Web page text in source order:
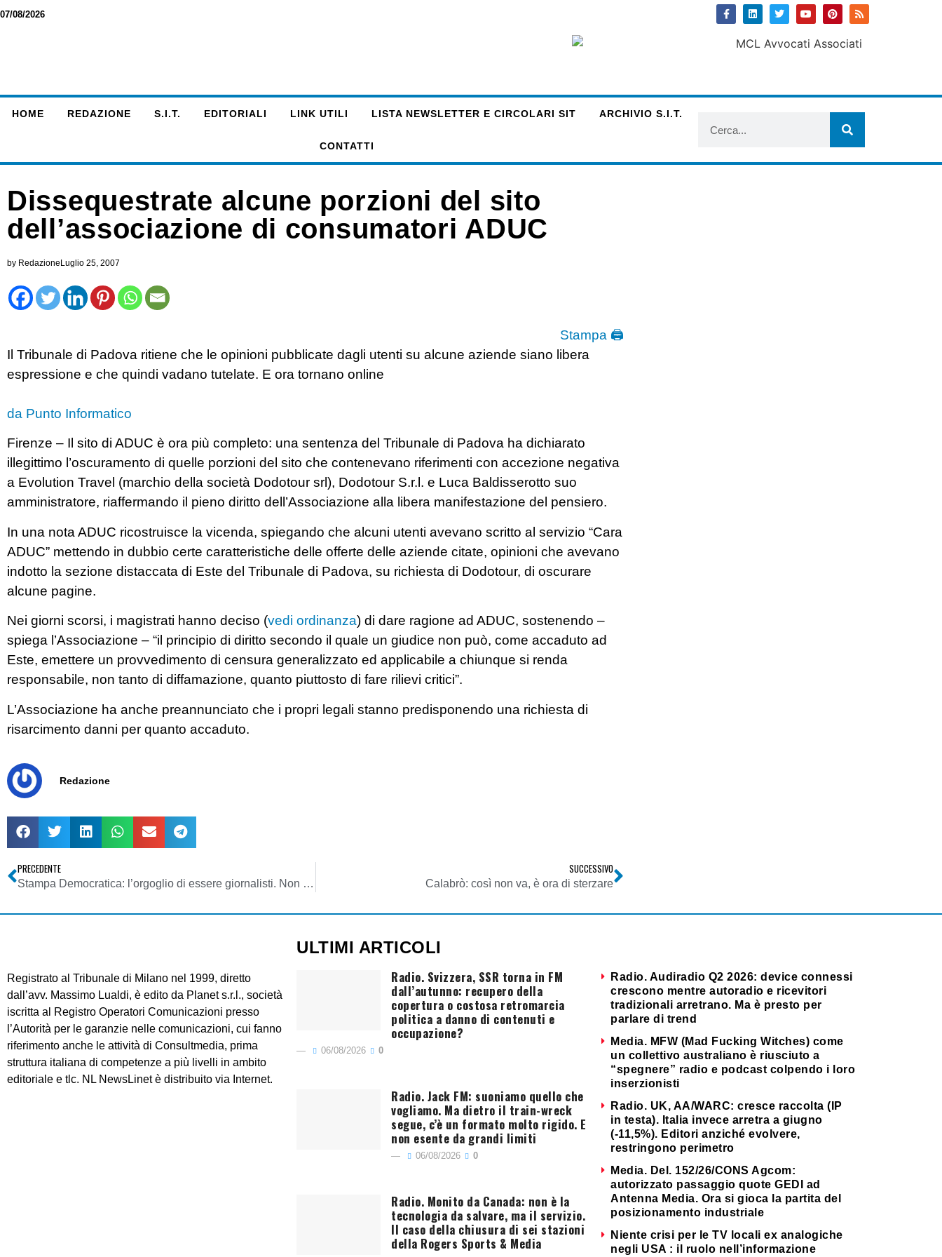
07/08/2026
HOME REDAZIONE S.I.T. EDITORIALI LINK UTILI LISTA NEWSLETTER E CIRCOLARI SIT ARCHIVIO S.I.T.
CONTATTI
Dissequestrate alcune porzioni del sito
dell’associazione di consumatori ADUC
by Redazione Luglio 25, 2007
Stampa 🖨
Il Tribunale di Padova ritiene che le opinioni pubblicate dagli utenti su alcune aziende siano libera
espressione e che quindi vadano tutelate. E ora tornano online
da Punto Informatico
Firenze – Il sito di ADUC è ora più completo: una sentenza del Tribunale di Padova ha dichiarato
illegittimo l’oscuramento di quelle porzioni del sito che contenevano riferimenti con accezione negativa
a Evolution Travel (marchio della società Dodotour srl), Dodotour S.r.l. e Luca Baldisserotto suo
amministratore, riaffermando il pieno diritto dell’Associazione alla libera manifestazione del pensiero.
In una nota ADUC ricostruisce la vicenda, spiegando che alcuni utenti avevano scritto al servizio “Cara
ADUC” mettendo in dubbio certe caratteristiche delle offerte delle aziende citate, opinioni che avevano
indotto la sezione distaccata di Este del Tribunale di Padova, su richiesta di Dodotour, di oscurare
alcune pagine.
Nei giorni scorsi, i magistrati hanno deciso (vedi ordinanza) di dare ragione ad ADUC, sostenendo –
spiega l’Associazione – “il principio di diritto secondo il quale un giudice non può, come accaduto ad
Este, emettere un provvedimento di censura generalizzato ed applicabile a chiunque si renda
responsabile, non tanto di diffamazione, quanto piuttosto di fare rilievi critici”.
L’Associazione ha anche preannunciato che i propri legali stanno predisponendo una richiesta di
risarcimento danni per quanto accaduto.
Redazione
PRECEDENTE
Stampa Democratica: l’orgoglio di essere giornalisti. Non sudditi
SUCCESSIVO
Calabrò: così non va, è ora di sterzare
Registrato al Tribunale di Milano nel 1999, diretto
dall’avv. Massimo Lualdi, è edito da Planet s.r.l., società
iscritta al Registro Operatori Comunicazioni presso
l’Autorità per le garanzie nelle comunicazioni, cui fanno
riferimento anche le attività di Consultmedia, prima
struttura italiana di competenze a più livelli in ambito
editoriale e tlc. NL NewsLinet è distribuito via Internet.
ULTIMI ARTICOLI
Radio. Svizzera, SSR torna in FM
dall’autunno: recupero della
copertura o costosa retromarcia
politica a danno di contenuti e
occupazione?
06/08/2026 0
Radio. Jack FM: suoniamo quello che
vogliamo. Ma dietro il train-wreck
segue, c’è un formato molto rigido. E
non esente da grandi limiti
06/08/2026 0
Radio. Monito da Canada: non è la
tecnologia da salvare, ma il servizio.
Il caso della chiusura di sei stazioni
della Rogers Sports & Media
Radio. Audiradio Q2 2026: device connessi
crescono mentre autoradio e ricevitori
tradizionali arretrano. Ma è presto per
parlare di trend
Media. MFW (Mad Fucking Witches) come
un collettivo australiano è riusciuto a
“spegnere” radio e podcast colpendo i loro
inserzionisti
Radio. UK, AA/WARC: cresce raccolta (IP
in testa). Italia invece arretra a giugno
(-11,5%). Editori anziché evolvere,
restringono perimetro
Media. Del. 152/26/CONS Agcom:
autorizzato passaggio quote GEDI ad
Antenna Media. Ora si gioca la partita del
posizionamento industriale
Niente crisi per le TV locali ex analogiche
negli USA : il ruolo nell’informazione